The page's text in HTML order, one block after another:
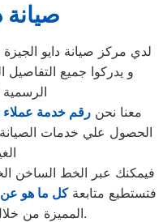
صيانة
لدي مركز صيانة دايو
و يدركوا جميع التفاصيل
معنا نحنرقم خدمة عملاء
الحصول علي خدمات الصيانة
فيمكنك عبر الخط الساخن
فتستطيع متابعةكل ما هو عن
المميزة من خلال مركز الصيانة المعتمد.